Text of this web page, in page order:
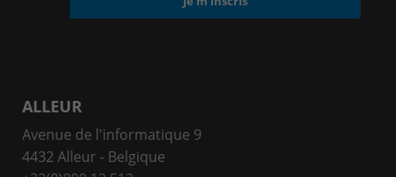
ALLEUR
Avenue de l'informatique 9
4432 Alleur - Belgique